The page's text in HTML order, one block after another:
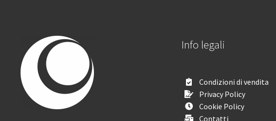
Info legali
Condizioni di vendita
Privacy Policy
Cookie Policy
Contatti